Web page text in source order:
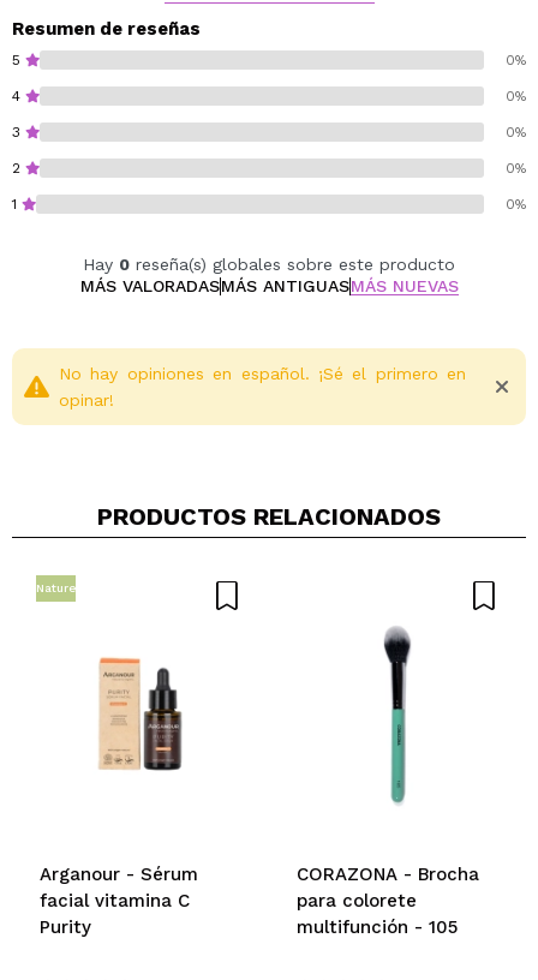
que las mantienen suaves, flexibles y cuidadas.
Cruelty free.
Vegan.
Sin gluten.
Sin parabenos.
Sin siliconas.
Sin perfume.
Sin talco.
Resumen de reseñas
5 0%
4 0%
3 0%
2 0%
1 0%
Hay 0 reseña(s) globales sobre este producto
MÁS VALORADASMÁS ANTIGUASMÁS NUEVAS
Tu vídeo podría ser el primero. Imagínatelo...
¿Recomendarías su compra?
No hay opiniones en español. ¡Sé el primero en
opinar!
PRODUCTOS RELACIONADOS
Nature
Arganour - Sérum
facial vitamina C
Purity
CORAZONA - Brocha
para colorete
multifunción - 105